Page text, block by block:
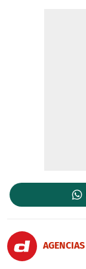
AGENCIAS